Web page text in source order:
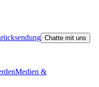
Chatte mit uns
Medien &